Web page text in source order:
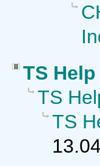
TS
TS
TS